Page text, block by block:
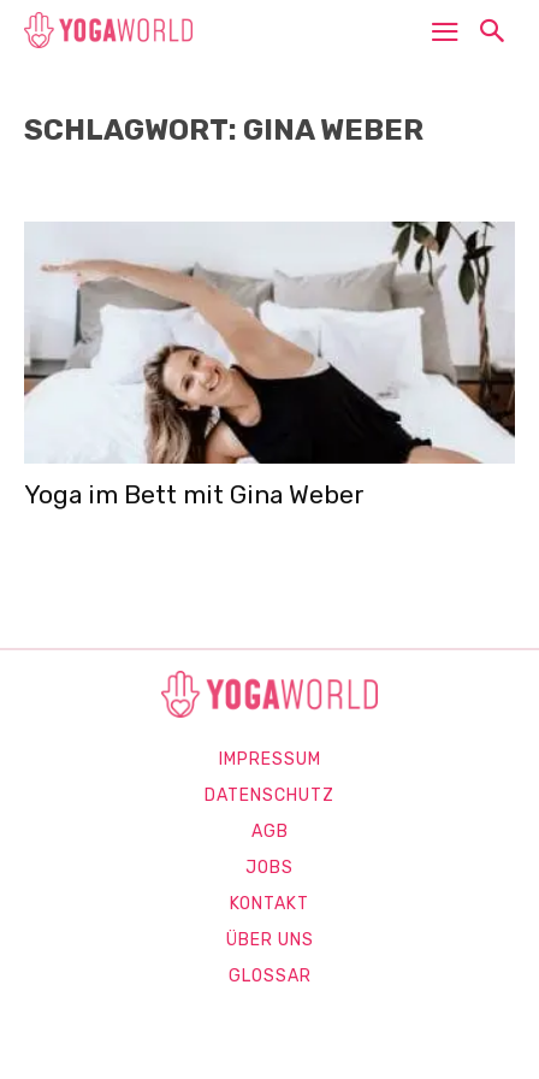
SCHLAGWORT: GINA WEBER
Yoga im Bett mit Gina Weber
IMPRESSUM
DATENSCHUTZ
AGB
JOBS
KONTAKT
ÜBER UNS
GLOSSAR